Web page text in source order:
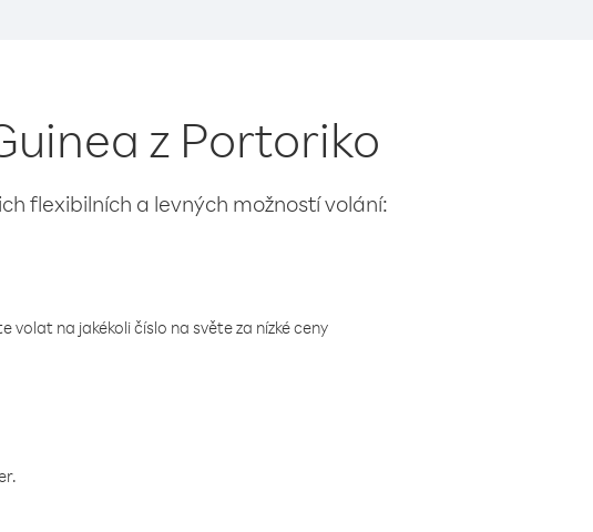
z Portoriko
flexibilních a levných možností volání:
na jakékoli číslo na světe za nízké ceny